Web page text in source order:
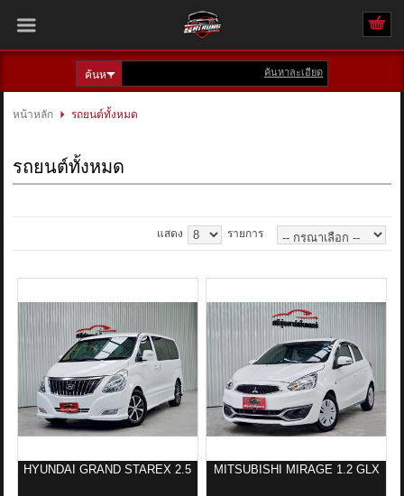
เข้าสู่ระบบ
หน้าหลัก
ค้นหาละเอียด
หน้าหลัก รถยนต์ทั้งหมด
รถยนต์ทั้งหมด
แสดง รายการ
HYUNDAI GRAND STAREX 2.5 MITSUBISHI MIRAGE 1.2 GLX